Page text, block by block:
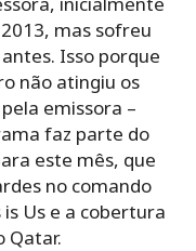
mas sofreu
Isso porque
não atingiu os
emissora –
faz parte do
este mês, que
no comando
Us e a cobertura
Qatar.